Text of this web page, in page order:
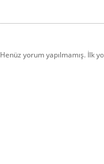
Henüz yorum yapılmamış. İlk